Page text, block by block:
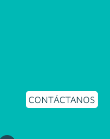
CONTÁCTANOS